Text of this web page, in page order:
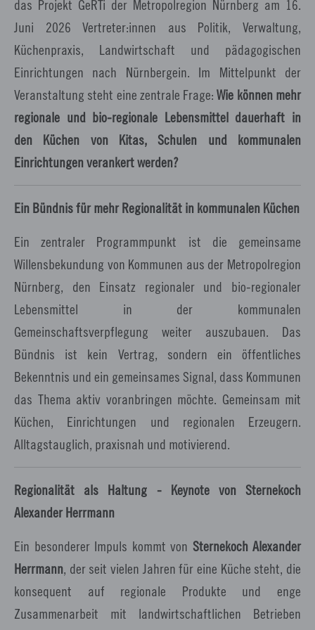
das Projekt GeRTi der Metropolregion Nürnberg am 16.
Juni 2026 Vertreter:innen aus Politik, Verwaltung,
Küchenpraxis, Landwirtschaft und pädagogischen
Einrichtungen nach Nürnbergein. Im Mittelpunkt der
Veranstaltung steht eine zentrale Frage:Wie können mehr
regionale und bio-regionale Lebensmittel dauerhaft in
den Küchen von Kitas, Schulen und kommunalen
Einrichtungen verankert werden?
Ein Bündnis für mehr Regionalität in kommunalen Küchen
Ein zentraler Programmpunkt ist die gemeinsame
Willensbekundung von Kommunen aus der Metropolregion
Nürnberg, den Einsatz regionaler und bio-regionaler
Lebensmittel in der kommunalen
Gemeinschaftsverpflegung weiter auszubauen. Das
Bündnis ist kein Vertrag, sondern ein öffentliches
Bekenntnis und ein gemeinsames Signal, dass Kommunen
das Thema aktiv voranbringen möchte. Gemeinsam mit
Küchen, Einrichtungen und regionalen Erzeugern.
Alltagstauglich, praxisnah und motivierend.
Regionalität als Haltung - Keynote von Sternekoch
Alexander Herrmann
Ein besonderer Impuls kommt von Sternekoch Alexander
Herrmann, der seit vielen Jahren für eine Küche steht, die
konsequent auf regionale Produkte und enge
Zusammenarbeit mit landwirtschaftlichen Betrieben